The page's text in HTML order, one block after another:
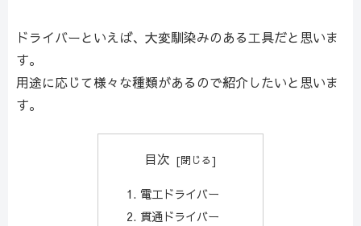
ドライバーといえば、大変馴染みのある工具だと思いま
す。
用途に応じて様々な種類があるので紹介したいと思いま
す。
目次
電工ドライバー
貫通ドライバー